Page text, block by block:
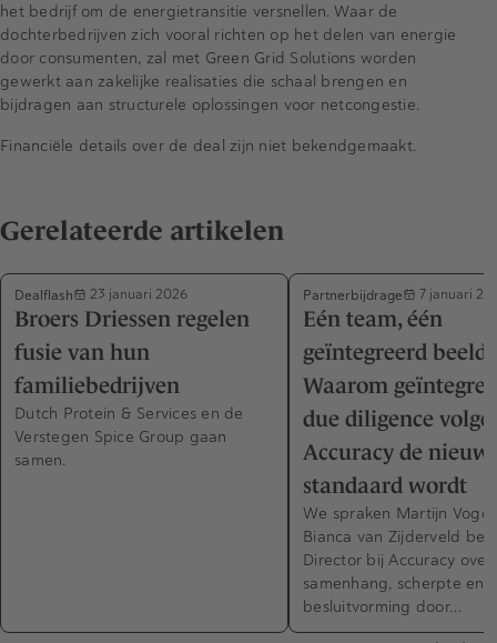
het bedrijf om de energietransitie versnellen. Waar de
dochterbedrijven zich vooral richten op het delen van energie
door consumenten, zal met Green Grid Solutions worden
gewerkt aan zakelijke realisaties die schaal brengen en
bijdragen aan structurele oplossingen voor netcongestie.
Financiële details over de deal zijn niet bekendgemaakt.
Gerelateerde artikelen
Dealflash 23 januari 2026
Broers Driessen regelen
fusie van hun
familiebedrijven
Dutch Protein & Services en de
Verstegen Spice Group gaan
samen.
Partnerbijdrage 7 januari
Eén team, één
geïntegreerd beeld
Waarom
due diligence
Accuracy de
standaard wordt
We spraken Martijn
Bianca van Zijderveld
Director bij Accuracy over
samenhang, scherpte en
besluitvorming door…